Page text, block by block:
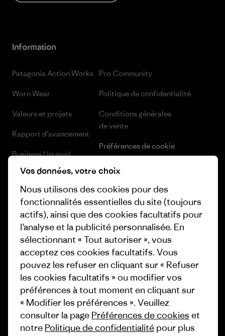
Information
Patagonia Action Works
Worn Wear
Valeurs et projets
Rapport d’avancement
Business Unusual
Objectifs climatiques
1% For The Planet
Comment nous
finançons
Nos magasins
Pro Community
Politique de confidentialité
Conditions générales
de vente
Préférences de cookie
Carrières
Presse et media
Industry program
Programme d’affiliation
Patagonia Luxembourg Plan du
site
© 2026 Patagonia, Inc. All Rights Reserved.
Vos données, votre choix
Nous utilisons des cookies pour des
fonctionnalités essentielles du site (toujours
actifs), ainsi que des cookies facultatifs pour
l’analyse et la publicité personnalisée. En
sélectionnant « Tout autoriser », vous
acceptez ces cookies facultatifs. Vous
pouvez les refuser en cliquant sur « Refuser
les cookies facultatifs » ou modifier vos
préférences à tout moment en cliquant sur
« Modifier les préférences ». Veuillez
consulter la page Préférences de cookies et
notre Politique de confidentialité pour plus